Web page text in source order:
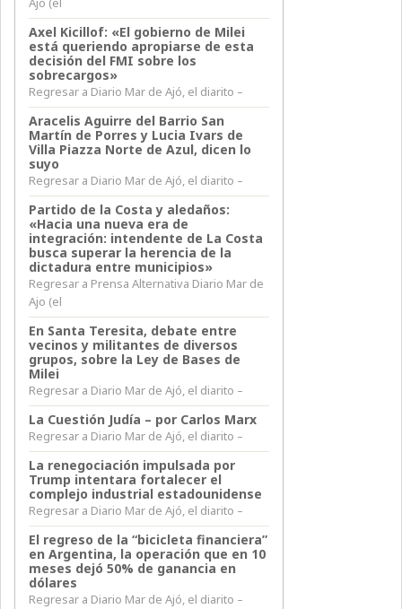
Axel Kicillof: «El gobierno de Milei
está queriendo apropiarse de esta
decisión del FMI sobre los
sobrecargos»
Regresar a Diario Mar de Ajó, el diarito –
Aracelis Aguirre del Barrio San
Martín de Porres y Lucia Ivars de
Villa Piazza Norte de Azul, dicen lo
suyo
Regresar a Diario Mar de Ajó, el diarito –
Partido de la Costa y aledaños:
«Hacia una nueva era de
integración: intendente de La Costa
busca superar la herencia de la
dictadura entre municipios»
Regresar a Prensa Alternativa Diario Mar de
Ajo (el
En Santa Teresita, debate entre
vecinos y militantes de diversos
grupos, sobre la Ley de Bases de
Milei
Regresar a Diario Mar de Ajó, el diarito –
La Cuestión Judía – por Carlos Marx
Regresar a Diario Mar de Ajó, el diarito –
La renegociación impulsada por
Trump intentara fortalecer el
complejo industrial estadounidense
Regresar a Diario Mar de Ajó, el diarito –
El regreso de la “bicicleta financiera”
en Argentina, la operación que en 10
meses dejó 50% de ganancia en
dólares
Regresar a Diario Mar de Ajó, el diarito –